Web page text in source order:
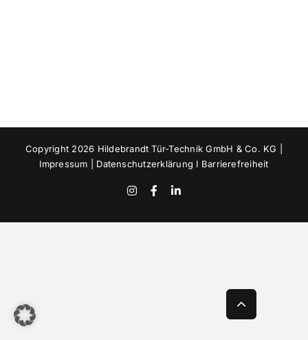
Copyright 2026 Hildebrandt Tür-Technik GmbH & Co. KG |
Impressum
Datenschutzerklärung I Barrierefreiheit
InstagramFacebookLinkedIn
Go
Top